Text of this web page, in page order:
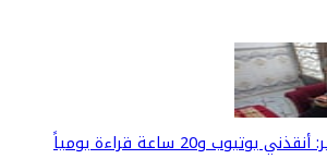
مكفوفة تبحث عن الوزير: أنقذني يوتيوب و20 ساعة قراءة يومياً